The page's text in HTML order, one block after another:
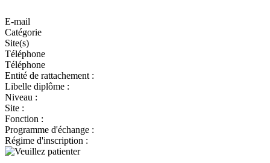
E-mail
Catégorie
Site(s)
Téléphone
Téléphone
Entité de rattachement :
Libelle diplôme :
Niveau :
Site :
Fonction :
Programme d'échange :
Régime d'inscription :